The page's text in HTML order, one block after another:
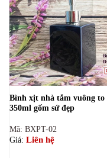
Bình xịt nhà tắm vuông to
350ml gốm sứ đẹp
Mã: BXPT-02
Giá: Liên hệ